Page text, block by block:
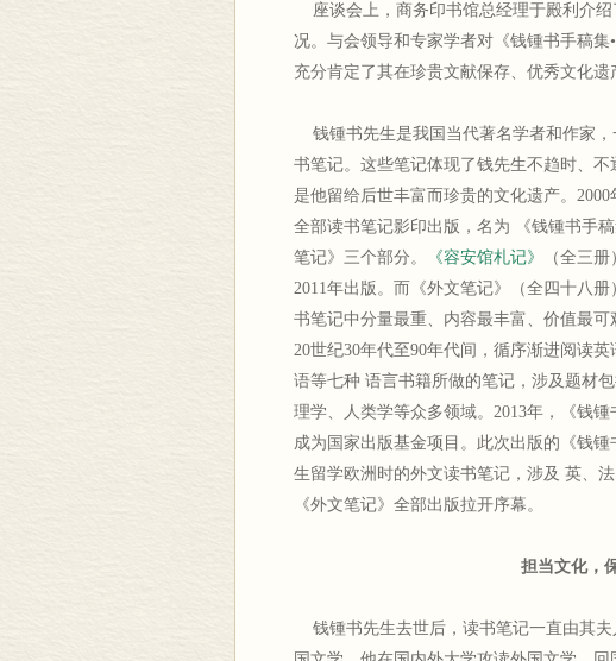
座谈会上，商务印书馆总经理于殿利介绍
况。与会领导和专家学者对《钱锺书手稿集
充分肯定了其在珍贵文献保存、优秀文化遗
钱锺书先生是我国当代著名学者和作家
书笔记。这些笔记体现了钱先生不趋时、
是他留给后世丰富而珍贵的文化遗产。
全部读书笔记影印出版，名为 《钱锺书手
笔记》三个部分。
《容安馆札记》 （全三册
2011年出版。而《外文笔记》（全四十八
书笔记中分量最重、内容最丰富、价值最
20世纪30年代至90年代间，循序渐进阅读
语等七种 语言书籍所做的笔记，涉及题材
理学、人类学等众多领域。2013年，《钱
成为国家出版基金项目。此次出版的《钱
生留学欧洲时的外文读书笔记，涉及 英、
《外文笔记》全部出版拉开序幕。
担当文化，
钱锺书先生去世后，读书笔记一直由其